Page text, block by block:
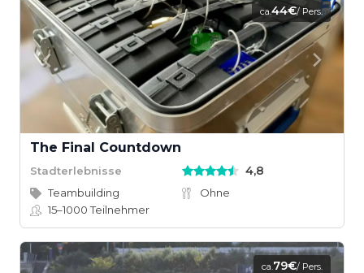
ca.44€/ Pers.
The Final Countdown
Stadterlebnisse 4,8
Teambuilding
Ohne
15–1000Teilnehmer
ca.79€/ Pers.